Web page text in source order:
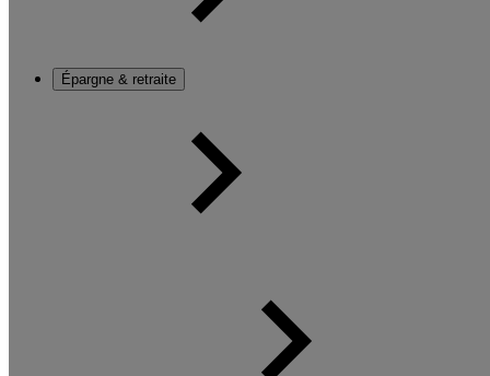
Épargne & retraite